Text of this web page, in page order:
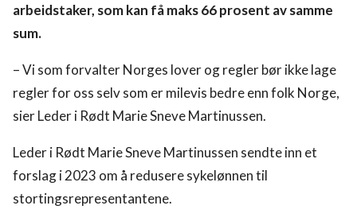
arbeidstaker, som kan få maks 66 prosent av samme
sum.
– Vi som forvalter Norges lover og regler bør ikke lage
regler for oss selv som er milevis bedre enn folk Norge,
sier Leder i Rødt Marie Sneve Martinussen.
Leder i Rødt Marie Sneve Martinussen sendte inn et
forslag i 2023 om å redusere sykelønnen til
stortingsrepresentantene.